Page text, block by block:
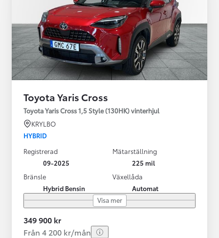
Toyota Yaris Cross
Toyota Yaris Cross 1,5 Style (130HK) vinterhjul
KRYLBO
HYBRID
Registrerad
09-2025
Mätarställning
225 mil
Bränsle
Hybrid Bensin
Växellåda
Automat
Visa mer
349 900 kr
Från 4 200 kr/mån